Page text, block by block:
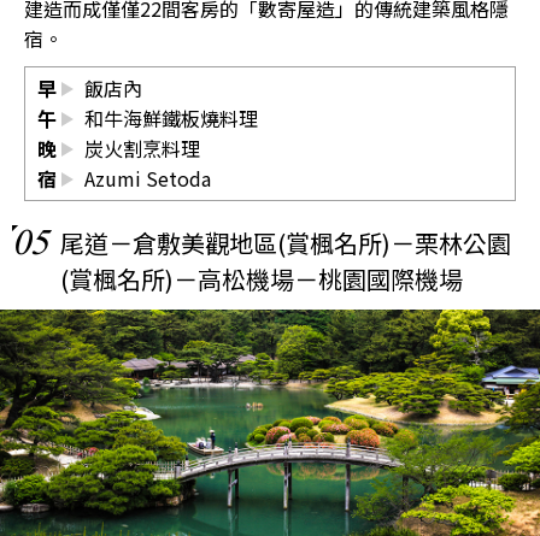
建造而成僅僅22間客房的「數寄屋造」的傳統建築風格隱
宿。
早
飯店內
午
和牛海鮮鐵板燒料理
晚
炭火割烹料理
宿
Azumi Setoda
05 尾道－倉敷美觀地區(賞楓名所)－栗林公園
(賞楓名所)－高松機場－桃園國際機場